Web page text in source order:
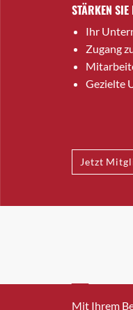
STÄRKEN
Ihr
Zugang
Gezielte
Jetzt
Mit Ihrem